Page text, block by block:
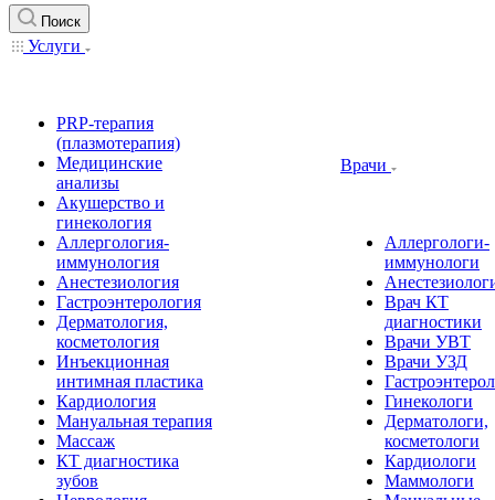
Поиск
Услуги
PRP-терапия
(плазмотерапия)
Медицинские
анализы
Акушерство и
гинекология
Аллергология-
иммунология
Анестезиология
Гастроэнтерология
Дерматология,
косметология
Инъекционная
интимная пластика
Кардиология
Мануальная терапия
Массаж
КТ диагностика
зубов
Врачи
Аллергологи-
иммунологи
Врач КТ
диагностики
Врачи УВТ
Врачи УЗД
Гинекологи
Дерматологи,
косметологи
Кардиологи
Маммологи